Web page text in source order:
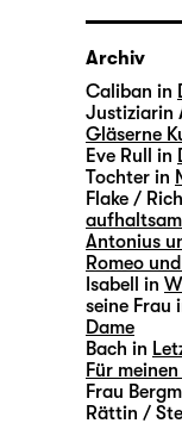
Archiv
Caliban in
Justiziarin
Gläserne
Eve Rull in
Tochter in
Flake /
Antonius
Romeo
Isabell in
seine Frau
Dame
Bach in
Für
Frau
Rättin /